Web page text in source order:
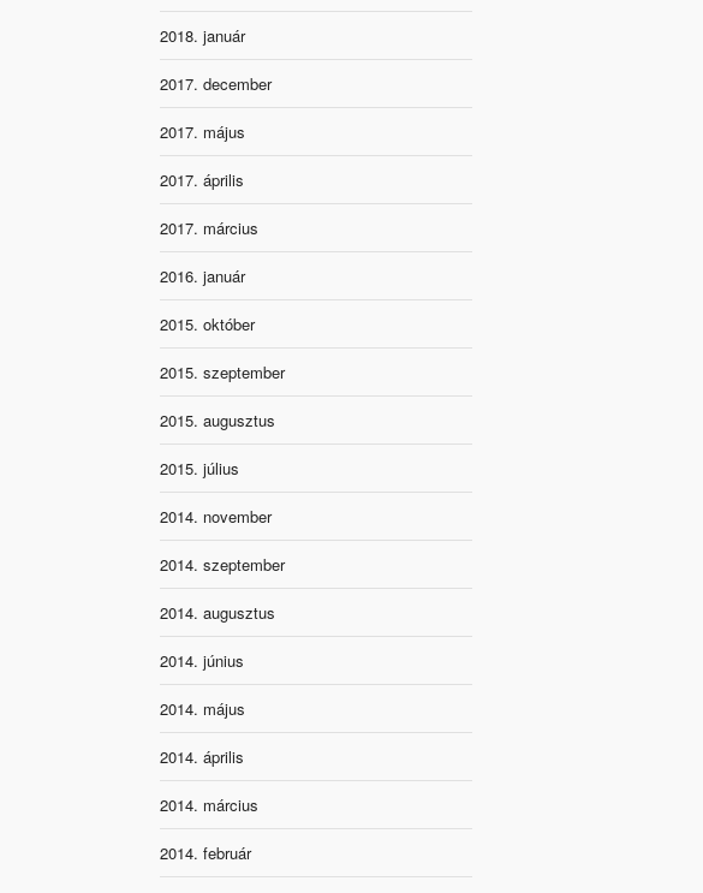
2018. január
2017. december
2017. május
2017. április
2017. március
2016. január
2015. október
2015. szeptember
2015. augusztus
2015. július
2014. november
2014. szeptember
2014. augusztus
2014. június
2014. május
2014. április
2014. március
2014. február